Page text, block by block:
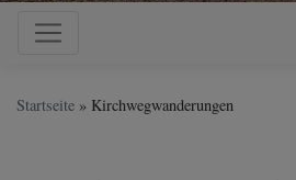
Hauptnavigation
Startseite Kirchwegwanderungen